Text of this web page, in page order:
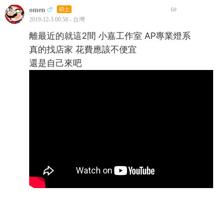
omen 碩士 6#
2019-12-3 00:58 - 台灣
離最近的就這2間 小嘉工作室 AP專業燈系
真的找店家 花費應該不便宜
還是自己來吧